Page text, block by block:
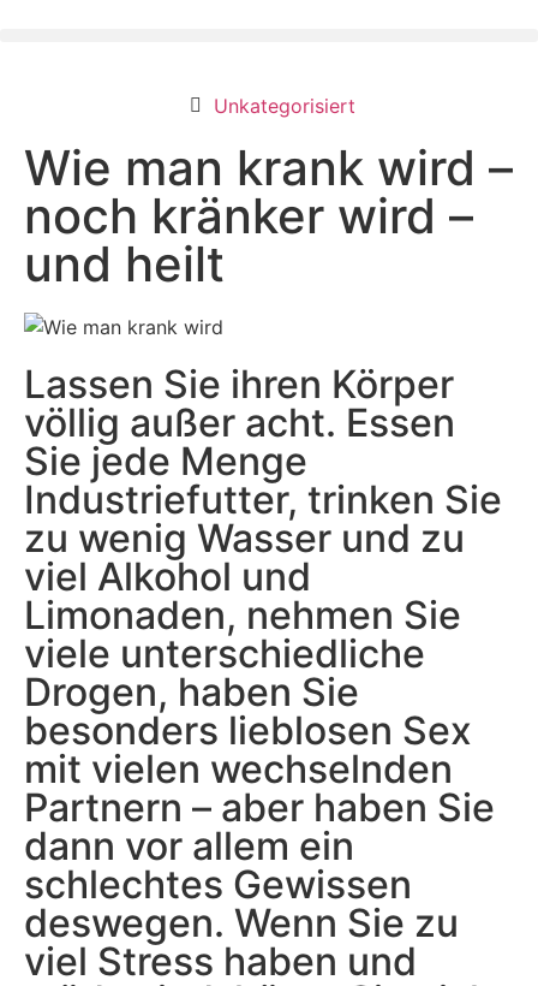
Unkategorisiert
Wie man krank wird –
noch kränker wird –
und heilt
Lassen Sie ihren Körper
völlig außer acht. Essen
Sie jede Menge
Industriefutter, trinken Sie
zu wenig Wasser und zu
viel Alkohol und
Limonaden, nehmen Sie
viele unterschiedliche
Drogen, haben Sie
besonders lieblosen Sex
mit vielen wechselnden
Partnern – aber haben Sie
dann vor allem ein
schlechtes Gewissen
deswegen. Wenn Sie zu
viel Stress haben und